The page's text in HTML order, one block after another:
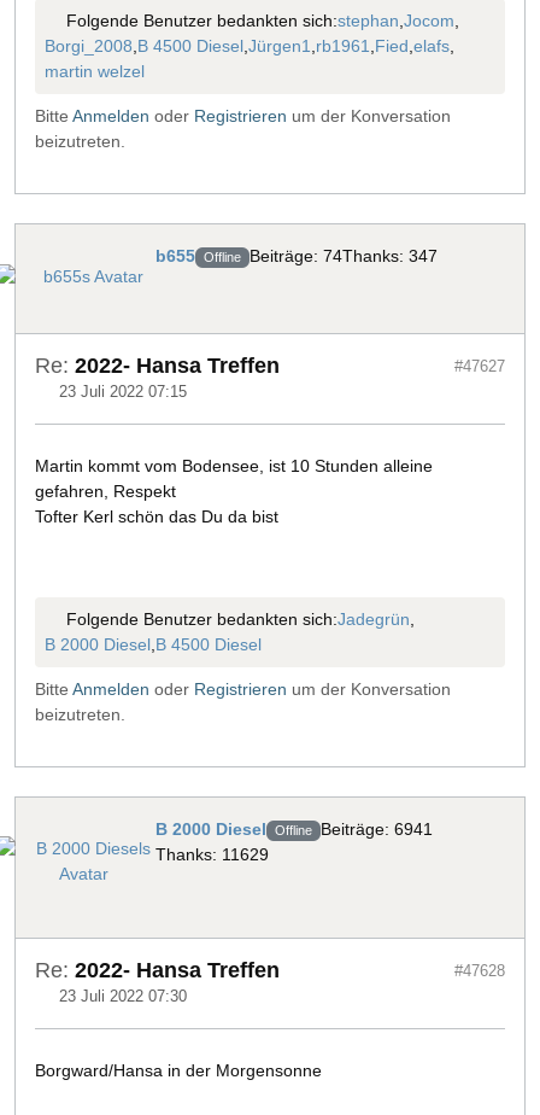
Folgende Benutzer bedankten sich:stephan,Jocom,
Borgi_2008,B 4500 Diesel,Jürgen1,rb1961,Fied,elafs,
martin welzel
Bitte Anmelden oder Registrieren um der Konversation
beizutreten.
b655 Offline Beiträge: 74Thanks: 347
Re: 2022- Hansa Treffen
23 Juli 2022 07:15
#47627
Martin kommt vom Bodensee, ist 10 Stunden alleine
gefahren, Respekt
Tofter Kerl schön das Du da bist
Folgende Benutzer bedankten sich:Jadegrün,
B 2000 Diesel,B 4500 Diesel
Bitte Anmelden oder Registrieren um der Konversation
beizutreten.
B 2000 Diesel Offline Beiträge: 6941
Thanks: 11629
Re: 2022- Hansa Treffen
23 Juli 2022 07:30
#47628
Borgward/Hansa in der Morgensonne